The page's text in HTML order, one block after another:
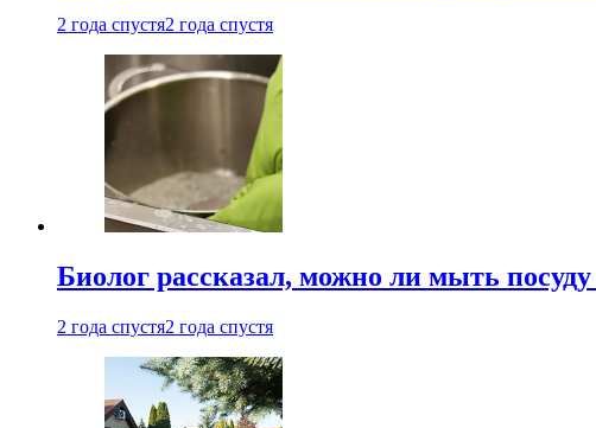
2 года спустя2 года спустя
Биолог рассказал, можно ли мыть
2 года спустя2 года спустя